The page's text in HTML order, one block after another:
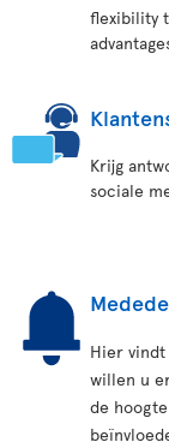
flexibility
Krijg
sociale
Hier vindt
willen u
de